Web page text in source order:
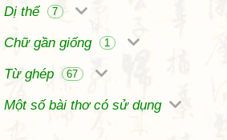
Dị thể 7
Chữ gần giống 1
Từ ghép 67
Một số bài thơ có sử dụng